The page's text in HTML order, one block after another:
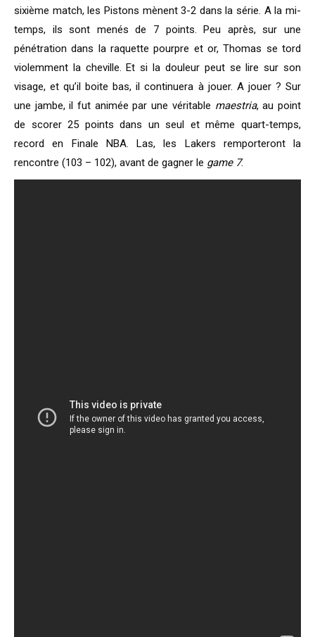
sixième match, les Pistons mènent 3-2 dans la série. A la mi-
temps, ils sont menés de 7 points. Peu après, sur une
pénétration dans la raquette pourpre et or, Thomas se tord
violemment la cheville. Et si la douleur peut se lire sur son
visage, et qu’il boite bas, il continuera à jouer. A jouer ? Sur
une jambe, il fut animée par une véritable maestria, au point
de scorer 25 points dans un seul et même quart-temps,
record en Finale NBA. Las, les Lakers remporteront la
rencontre (103 – 102), avant de gagner le game 7.